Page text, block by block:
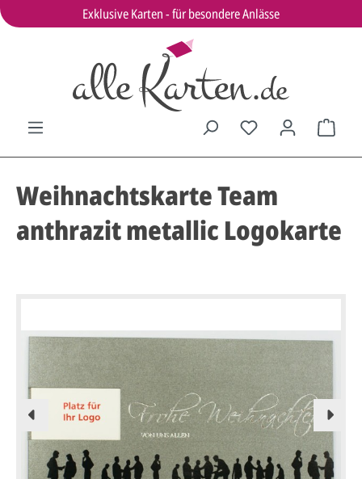
Exklusive Karten - für besondere Anlässe
Weihnachtskarte Team
anthrazit metallic Logokarte